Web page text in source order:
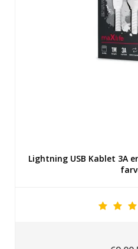
Lightning USB Kablet 3A